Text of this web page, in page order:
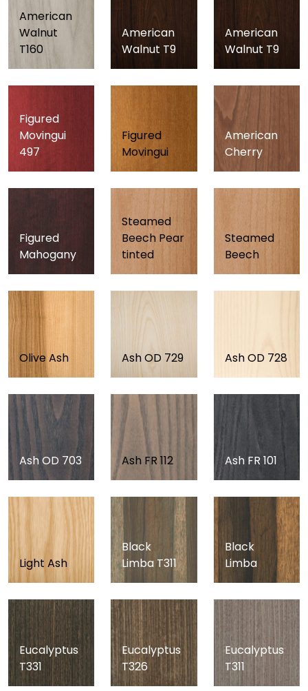
American
Walnut
T160
American
Walnut T9
American
Walnut T9
Figured
Movingui
497
Figured
Movingui
American
Cherry
Figured
Mahogany
Steamed
Beech Pear
tinted
Steamed
Beech
Olive Ash Ash OD 729 Ash OD 728
Ash OD 703 Ash FR 112 Ash FR 101
Light Ash
Black
Limba T311
Black
Limba
Eucalyptus
T331
Eucalyptus
T326
Eucalyptus
T311